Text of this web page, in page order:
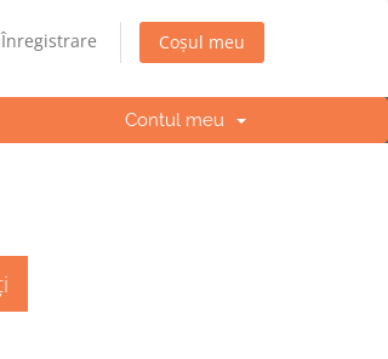
Înregistrare Coșul meu
Contul meu